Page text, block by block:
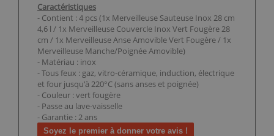
Caractéristiques
- Contient : 4 pcs (1x Merveilleuse Sauteuse Inox 28 cm
4,6 l / 1x Merveilleuse Couvercle Inox Vert Fougère 28
cm / 1x Merveilleuse Anse Amovible Vert Fougère / 1x
Merveilleuse Manche/Poignée Amovible)
- Matériau : inox
- Tous feux : gaz, vitro-céramique, induction, électrique
et four jusqu'à 220°C (sans anses et poignée)
- Couleur : vert fougère
- Passe au lave-vaisselle
- Garantie : 2 ans
Soyez le premier à donner votre avis !